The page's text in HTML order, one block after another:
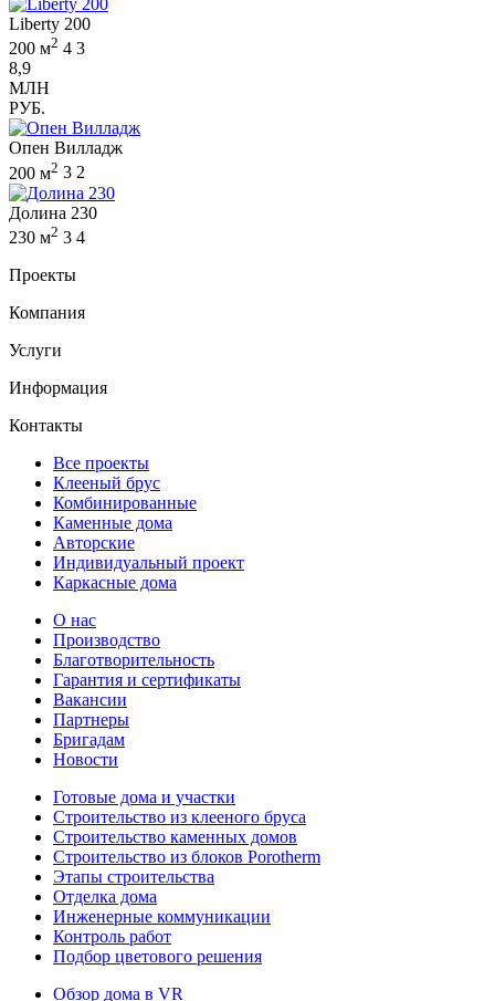
Liberty 200
200 м2 4 3
8,9
МЛН
РУБ.
Опен Вилладж
200 м2 3 2
Долина 230
230 м2 3 4
Проекты
Компания
Услуги
Информация
Контакты
Все проекты
Клееный брус
Комбинированные
Каменные дома
Авторские
Индивидуальный проект
Каркасные дома
О нас
Производство
Благотворительность
Гарантия и сертификаты
Вакансии
Партнеры
Бригадам
Новости
Готовые дома и участки
Строительство из клееного бруса
Строительство каменных домов
Строительство из блоков Porotherm
Этапы строительства
Отделка дома
Инженерные коммуникации
Контроль работ
Подбор цветового решения
Обзор дома в VR